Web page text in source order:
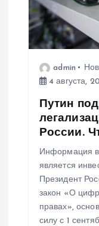
admin
4 августа,
Путин
России.
Информация
является
Президент
закон «О
правах»,
силу с 1